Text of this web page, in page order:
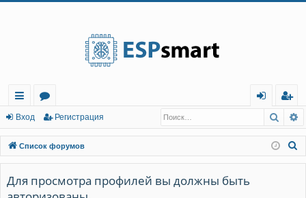
с
ы
лк
и
о
ру
м
ы
д
г
ис
тр
Вход Регистрация
Список форумов
Для просмотра профилей вы должны быть